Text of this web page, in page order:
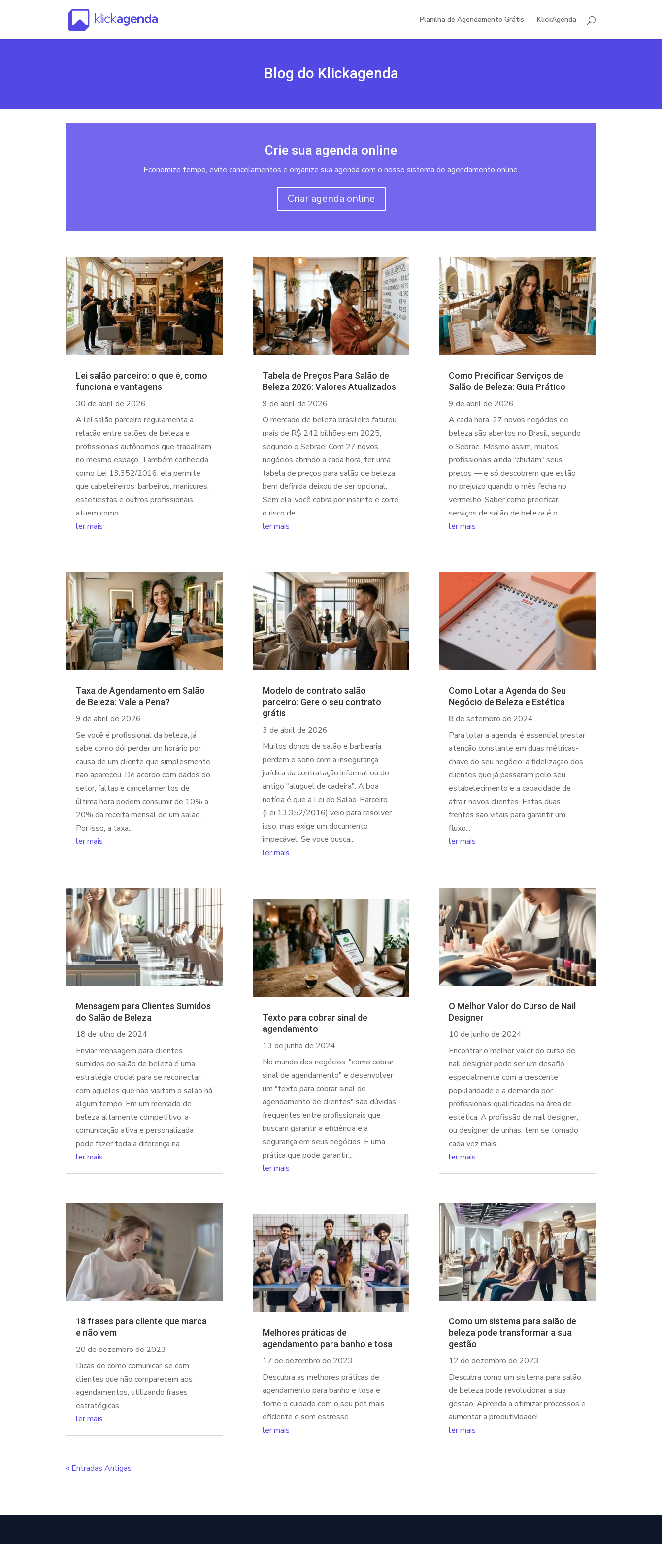
Planilha de Agendamento Grátis KlickAgenda
Blog do Klickagenda
Crie sua agenda online
Economize tempo, evite cancelamentos e organize sua agenda com o nosso sistema de agendamento online.
Criar agenda online
Lei salão parceiro: o que é, como
funciona e vantagens
30 de abril de 2026
A lei salão parceiro regulamenta a
relação entre salões de beleza e
profissionais autônomos que trabalham
no mesmo espaço. Também conhecida
como Lei 13.352/2016, ela permite
que cabeleireiros, barbeiros, manicures,
esteticistas e outros profissionais
atuem como...
ler mais
Taxa de Agendamento em Salão
de Beleza: Vale a Pena?
9 de abril de 2026
Se você é profissional da beleza, já
sabe como dói perder um horário por
causa de um cliente que simplesmente
não apareceu. De acordo com dados do
setor, faltas e cancelamentos de
última hora podem consumir de 10% a
20% da receita mensal de um salão.
Por isso, a taxa...
ler mais
Mensagem para Clientes Sumidos
do Salão de Beleza
18 de julho de 2024
Enviar mensagem para clientes
sumidos do salão de beleza é uma
estratégia crucial para se reconectar
com aqueles que não visitam o salão há
algum tempo. Em um mercado de
beleza altamente competitivo, a
comunicação ativa e personalizada
pode fazer toda a diferença na...
ler mais
18 frases para cliente que marca
e não vem
20 de dezembro de 2023
Dicas de como comunicar-se com
clientes que não comparecem aos
agendamentos, utilizando frases
estratégicas.
ler mais
Tabela de Preços Para Salão de
Beleza 2026: Valores Atualizados
9 de abril de 2026
O mercado de beleza brasileiro faturou
mais de R$ 242 bilhões em 2025,
segundo o Sebrae. Com 27 novos
negócios abrindo a cada hora, ter uma
tabela de preços para salão de beleza
bem definida deixou de ser opcional.
Sem ela, você cobra por instinto e corre
o risco de...
ler mais
Modelo de contrato salão
parceiro: Gere o seu contrato
grátis
3 de abril de 2026
Muitos donos de salão e barbearia
perdem o sono com a insegurança
jurídica da contratação informal ou do
antigo "aluguel de cadeira". A boa
notícia é que a Lei do Salão-Parceiro
(Lei 13.352/2016) veio para resolver
isso, mas exige um documento
impecável. Se você busca...
ler mais
Texto para cobrar sinal de
agendamento
13 de junho de 2024
No mundo dos negócios, "como cobrar
sinal de agendamento" e desenvolver
um "texto para cobrar sinal de
agendamento de clientes" são dúvidas
frequentes entre profissionais que
buscam garantir a eficiência e a
segurança em seus negócios. É uma
prática que pode garantir...
ler mais
Melhores práticas de
agendamento para banho e tosa
17 de dezembro de 2023
Descubra as melhores práticas de
agendamento para banho e tosa e
torne o cuidado com o seu pet mais
eficiente e sem estresse.
ler mais
Como Precificar Serviços de
Salão de Beleza: Guia Prático
9 de abril de 2026
A cada hora, 27 novos negócios de
beleza são abertos no Brasil, segundo
o Sebrae. Mesmo assim, muitos
profissionais ainda "chutam" seus
preços — e só descobrem que estão
no prejuízo quando o mês fecha no
vermelho. Saber como precificar
serviços de salão de beleza é o...
ler mais
Como Lotar a Agenda do Seu
Negócio de Beleza e Estética
8 de setembro de 2024
Para lotar a agenda, é essencial prestar
atenção constante em duas métricas-
chave do seu negócio: a fidelização dos
clientes que já passaram pelo seu
estabelecimento e a capacidade de
atrair novos clientes. Estas duas
frentes são vitais para garantir um
fluxo...
ler mais
O Melhor Valor do Curso de Nail
Designer
10 de junho de 2024
Encontrar o melhor valor do curso de
nail designer pode ser um desafio,
especialmente com a crescente
popularidade e a demanda por
profissionais qualificados na área de
estética. A profissão de nail designer,
ou designer de unhas, tem se tornado
cada vez mais...
ler mais
Como um sistema para salão de
beleza pode transformar a sua
gestão
12 de dezembro de 2023
Descubra como um sistema para salão
de beleza pode revolucionar a sua
gestão. Aprenda a otimizar processos e
aumentar a produtividade!
ler mais
« Entradas Antigas